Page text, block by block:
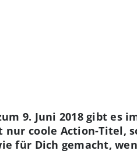
9. Juni 2018 gibt es
coole Action-Titel,
für Dich gemacht,